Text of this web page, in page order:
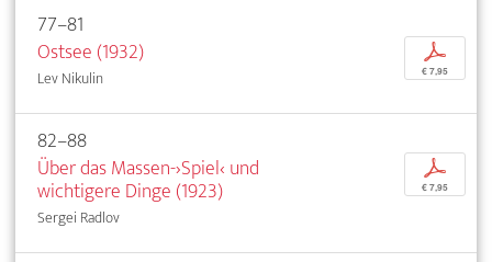
77–81
Ostsee (1932)
Lev Nikulin
p
€ 7,95
82–88
Über das Massen-›Spiel‹ und
wichtigere Dinge (1923)
Sergei Radlov
p
€ 7,95